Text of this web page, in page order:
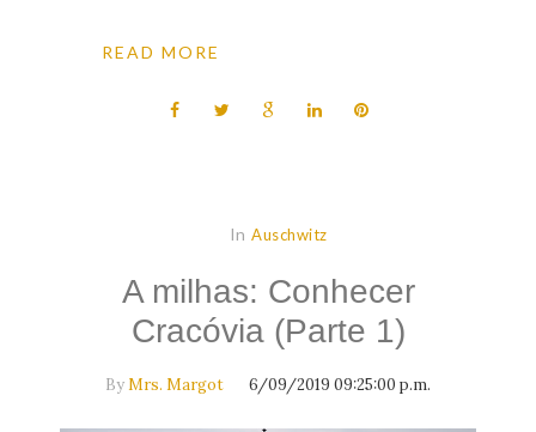
READ MORE
In Auschwitz
A milhas: Conhecer
Cracóvia (Parte 1)
ByMrs. Margot 6/09/2019 09:25:00 p.m.